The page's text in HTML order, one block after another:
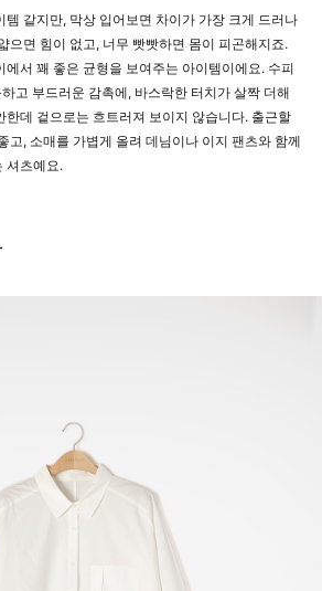
템 같지만, 막상 입어보면 차이가 가장 크게 드러나
으면 힘이 없고, 너무 빳빳하면 몸이 피곤해지죠.
에서 꽤 좋은 균형을 보여주는 아이템이에요. 수피
고 부드러운 감촉에, 바스락한 터치가 살짝 더해
한데 겉으로는 흐트러져 보이지 않습니다. 출근할
고, 소매를 가볍게 올려 데님이나 이지 팬츠와 함께
셔츠예요.